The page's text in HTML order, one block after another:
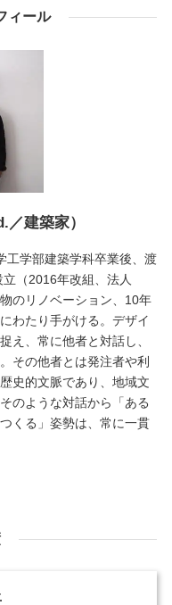
ィール
建築家）
工学部建築学科卒業後、渡
（2016年改組、法人
のリノベーション、10年
わたり手がける。デザイ
え、常に他者と対話し、
その他者とは発注者や利
史的文脈であり、地域文
のような対話から「ある
くる」姿勢は、常に一貫